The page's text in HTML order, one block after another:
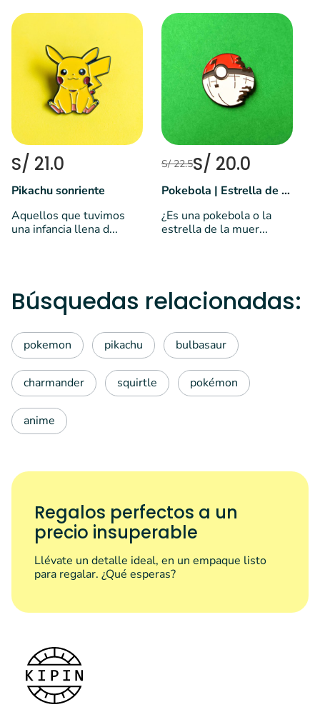
S/ 21.0
Pikachu sonriente
Aquellos que tuvimos
una infancia llena d...
S/ 22.5S/ 20.0
Pokebola | Estrella de la muerte | Pokemón
¿Es una pokebola o la
estrella de la muer...
Búsquedas relacionadas:
pokemon pikachu bulbasaur
charmander squirtle pokémon
anime
Regalos perfectos a un
precio insuperable
Llévate un detalle ideal, en un empaque listo
para regalar. ¿Qué esperas?